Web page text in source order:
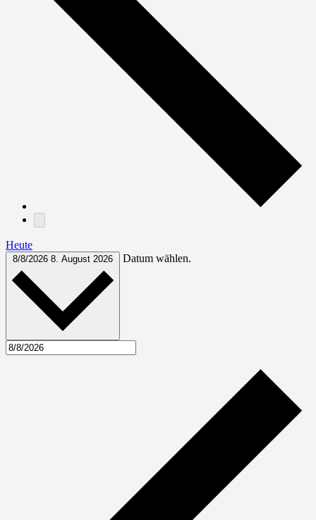
Heute
8/8/2026 8. August 2026 Datum wählen.